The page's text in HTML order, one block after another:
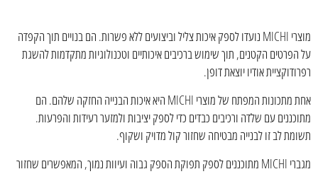
מוצרי MICHI נועדו לספק איכות צליל וביצועים ללא פשרות. הם בנויים תוך הקפדה
על הפרטים הקטנים, תוך שימוש ברכיבים איכותיים וטכנולוגיות מתקדמות להשגת
רפרודוקציית אודיו יוצאת דופן.
אחת מתכונות המפתח של מוצרי MICHI היא איכות הבנייה החזקה שלהם. הם
מתוכננים עם שלדה ורכיבים כבדים כדי לספק יציבות ולמזער רעידות והפרעות.
תשומת לב זו לבנייה מבטיחה שחזור קול מדויק ושקוף.
מגברי MICHI מתוכננים לספק תפוקת הספק גבוה ועיוות נמוך, המאפשרים שחזור